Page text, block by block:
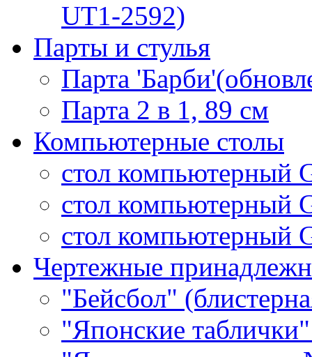
UT1-2592)
Парты и стулья
Парта
Парта 2 в 1, 89 см
Компьютерные столы
стол компьютерный
стол компьютерный
стол компьютерный
Чертежные
"Бейсбол"
"Японские